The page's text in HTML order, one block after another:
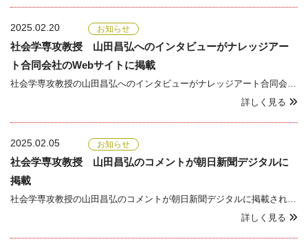
2025.02.20 お知らせ
社会学専攻教授 山田昌弘へのインタビューがナレッジアー
ト合同会社のWebサイトに掲載
社会学専攻教授の山田昌弘へのインタビューがナレッジアート合同会社のWebサイトに掲載されました。ペットと人の絆が変える社会（2025年1月27日掲載）https://knowledge-art.co.jp/interview-yamada/
詳しく見る
2025.02.05 お知らせ
社会学専攻教授 山田昌弘のコメントが朝日新聞デジタルに
掲載
社会学専攻教授の山田昌弘のコメントが朝日新聞デジタルに掲載されました。連載「動物はモノじゃない」第1回「我が子のような存在」失っても慰謝料10万円 愛猫はモノか家族か（2025年2月5日掲載）https://www.asahi.com/articles/AST1X15GBT1XU
詳しく見る